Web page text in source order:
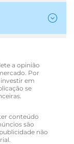
a opinião
Por
em
se
conteúdo
são
não